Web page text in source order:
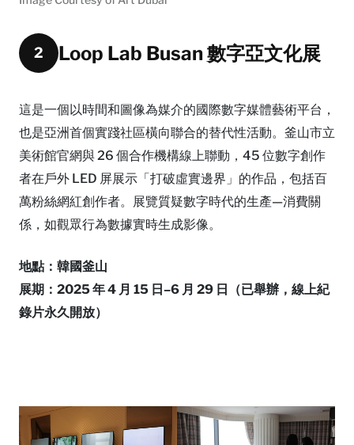
2 Loop Lab Busan 數字亞文化展
這是一個以時間和圖像為媒介的國際數字媒體藝術平台，
也是亞洲首個實踐社區橫向聯合的替代性活動。釜山市立
美術館官網與 26 個合作機構線上聯動，45 位數字創作
者在戶外 LED 屏展示「打破虛實邊界」的作品，包括百
萬粉絲網紅創作者。展覽質疑數字時代的生產—消費關
係，如觀眾行為數據實時生成影像。
地點：韓國釜山
展期：2025 年 4 月 15 日–6 月 29 日（已舉辦，線上紀
錄片永久開放）